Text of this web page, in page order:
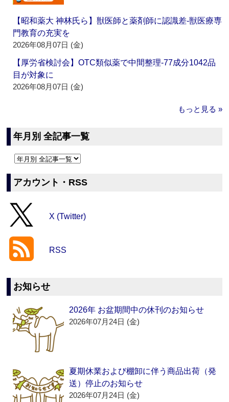
【昭和薬大 神林氏ら】獣医師と薬剤師に認識差‐獣医療専
門教育の充実を
2026年08月07日 (金)
【厚労省検討会】OTC類似薬で中間整理‐77成分1042品
目が対象に
2026年08月07日 (金)
もっと見る »
年月別 全記事一覧
アカウント・RSS
X (Twitter)
RSS
お知らせ
2026年 お盆期間中の休刊のお知らせ
2026年07月24日 (金)
夏期休業および棚卸に伴う商品出荷（発
送）停止のお知らせ
2026年07月24日 (金)